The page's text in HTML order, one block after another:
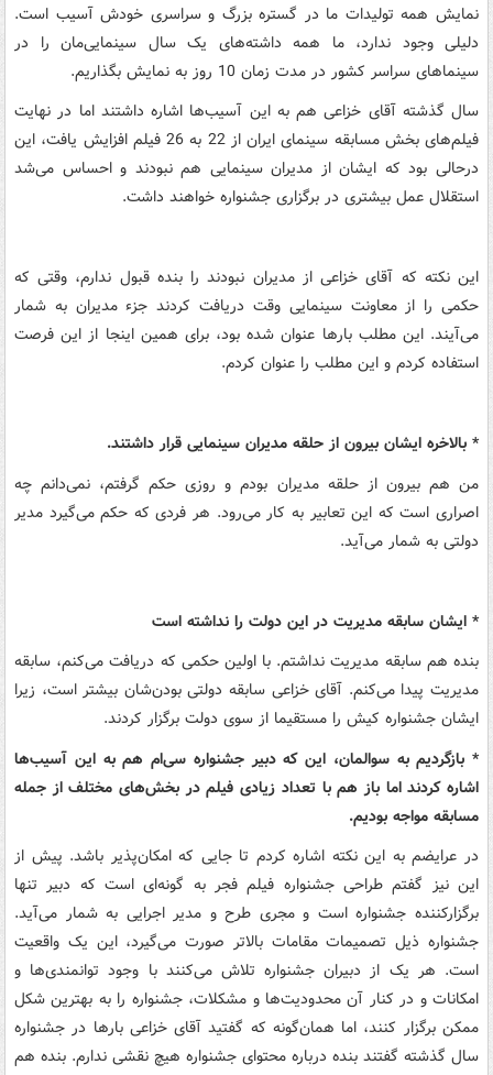
نمایش همه تولیدات ما در گستره بزرگ و سراسری خودش آسیب است.
دلیلی وجود ندارد، ما همه داشته‌های یک سال سینمایی‌مان را در
سینماهای سراسر کشور در مدت زمان 10 روز به نمایش بگذاریم.
سال گذشته آقای خزاعی هم به این آسیب‌ها اشاره داشتند اما در نهایت
فیلم‌های بخش مسابقه سینمای ایران از 22 به 26 فیلم افزایش یافت، این
درحالی بود که ایشان از مدیران سینمایی هم نبودند و احساس می‌شد
استقلال عمل بیشتری در برگزاری جشنواره خواهند داشت.
این نکته که آقای خزاعی از مدیران نبودند را بنده قبول ندارم، وقتی که
حکمی را از معاونت سینمایی وقت دریافت کردند جزء مدیران به شمار
می‌آیند. این مطلب بارها عنوان شده بود، برای همین اینجا از این فرصت
استفاده کردم و این مطلب را عنوان کردم.
* بالاخره ایشان بیرون از حلقه مدیران سینمایی قرار داشتند.
من هم بیرون از حلقه مدیران بودم و روزی حکم گرفتم، نمی‌دانم چه
اصراری است که این تعابیر به کار می‌رود. هر فردی که حکم می‌گیرد مدیر
دولتی به شمار می‌آید‌.
* ایشان سابقه مدیریت در این دولت را نداشته است
بنده هم سابقه مدیریت نداشتم. با اولین حکمی که دریافت می‌کنم، سابقه
مدیریت پیدا می‌کنم. آقای خزاعی سابقه دولتی بودن‌شان بیشتر است، زیرا
ایشان جشنواره کیش را مستقیما از سوی دولت برگزار کردند.
* بازگردیم به سوالمان، این که دبیر جشنواره سی‌ام هم به این آسیب‌ها
اشاره کردند اما باز هم با تعداد زیادی فیلم در بخش‌های مختلف از جمله
مسابقه مواجه بودیم.
در عرایضم به این نکته اشاره کردم تا جایی که امکان‌پذیر باشد. پیش از
این نیز گفتم طراحی جشنواره فیلم فجر به گونه‌ای است که دبیر تنها
برگزار‌کننده جشنواره است و مجری ‌طرح و مدیر اجرایی به شمار می‌آید.
جشنواره ذیل تصمیمات مقامات بالاتر صورت می‌گیرد، این یک واقعیت
است. هر یک از دبیران جشنواره تلاش می‌کنند با وجود توانمندی‌ها و
امکانات و در کنار آن محدودیت‌ها و مشکلات، جشنواره را به بهترین شکل
ممکن برگزار کنند، اما همان‌گونه که گفتید آقای خزاعی بارها در جشنواره
سال گذشته گفتند بنده درباره محتوای جشنواره هیچ نقشی ندارم. بنده هم